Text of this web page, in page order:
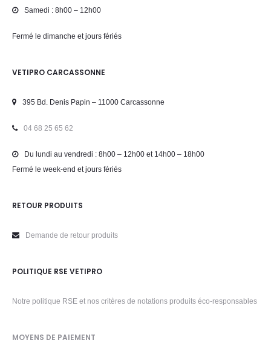
Samedi : 8h00 – 12h00
Fermé le dimanche et jours fériés
VETIPRO CARCASSONNE
395 Bd. Denis Papin – 11000 Carcassonne
04 68 25 65 62
Du lundi au vendredi : 8h00 – 12h00 et 14h00 – 18h00
Fermé le week-end et jours fériés
RETOUR PRODUITS
Demande de retour produits
POLITIQUE RSE VETIPRO
Notre politique RSE et nos critères de notations produits éco-responsables
MOYENS DE PAIEMENT